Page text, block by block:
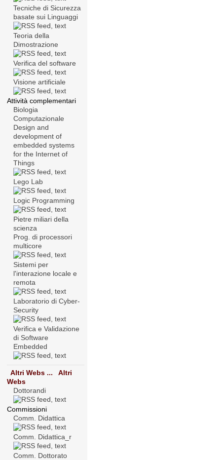
Tecniche di Sicurezza
basate sui Linguaggi
Teoria della
Dimostrazione
Verifica del software
Visione artificiale
Attività complementari
Biologia
Computazionale
Design and
development of
embedded systems
for the Internet of
Things
Lego Lab
Logic Programming
Pietre miliari della
scienza
Prog. di processori
multicore
Sistemi per
l'interazione locale e
remota
Laboratorio di Cyber-
Security
Verifica e Validazione
di Software
Embedded
Altri Webs ...
Altri
Webs
Dottorandi
Commissioni
Comm. Didattica
Comm. Didattica_r
Comm. Dottorato